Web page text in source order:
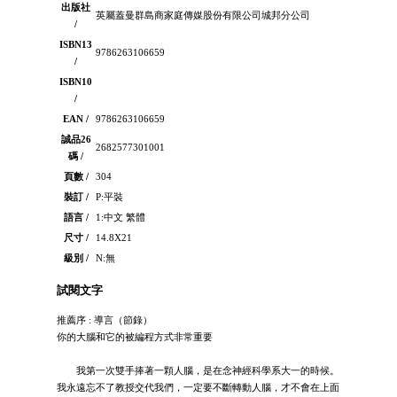
出版社
/
英屬蓋曼群島商家庭傳媒股份有限公司城邦分公司
ISBN13
/
9786263106659
ISBN10
/
EAN /
9786263106659
誠品26
碼 /
2682577301001
頁數 /
304
裝訂 /
P:平裝
語言 /
1:中文 繁體
尺寸 /
14.8X21
級別 /
N:無
試閱文字
推薦序 : 導言（節錄）
你的大腦和它的被編程方式非常重要
我第一次雙手捧著一顆人腦，是在念神經科學系大一的時候。
我永遠忘不了教授交代我們，一定要不斷轉動人腦，才不會在上面